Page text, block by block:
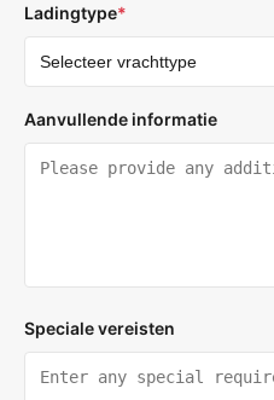
Ladingtype*
Aanvullende informatie
Speciale vereisten